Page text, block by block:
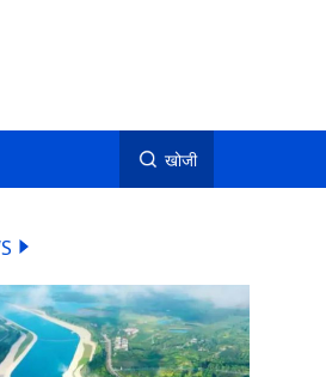
खोजी